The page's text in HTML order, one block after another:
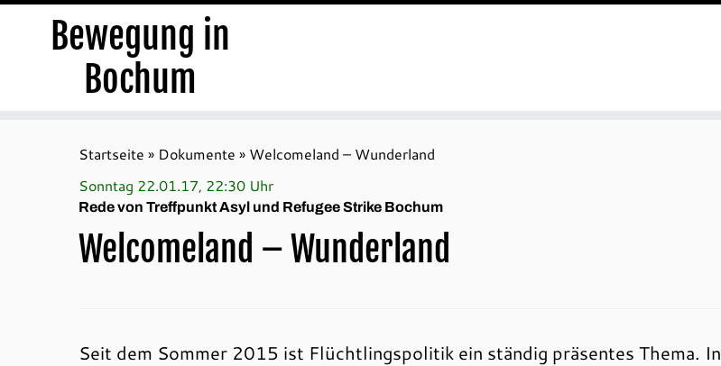
Bewegung in
Bochum
Startseite » Dokumente » Welcomeland – Wunderland
Sonntag 22.01.17, 22:30 Uhr
Rede von Treffpunkt Asyl und Refugee Strike Bochum
Welcomeland – Wunderland
Seit dem Sommer 2015 ist Flüchtlingspolitik ein ständig präsentes Thema. In